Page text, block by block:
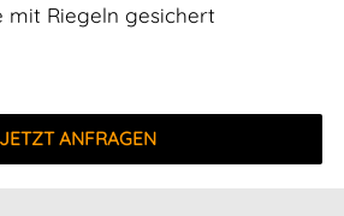
mit Riegeln gesichert
JETZT ANFRAGEN